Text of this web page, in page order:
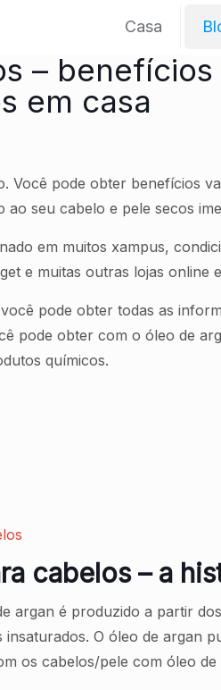
Casa
–
em casa
Você pode obter benefícios
seu cabelo e pele secos
em muitos xampus,
e muitas outras lojas online
pode obter todas as
pode obter com o óleo de
químicos.
cabelos – a
argan é produzido a partir
O óleo de argan
os cabelos/pele com óleo de